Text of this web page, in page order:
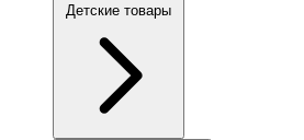
Детские товары